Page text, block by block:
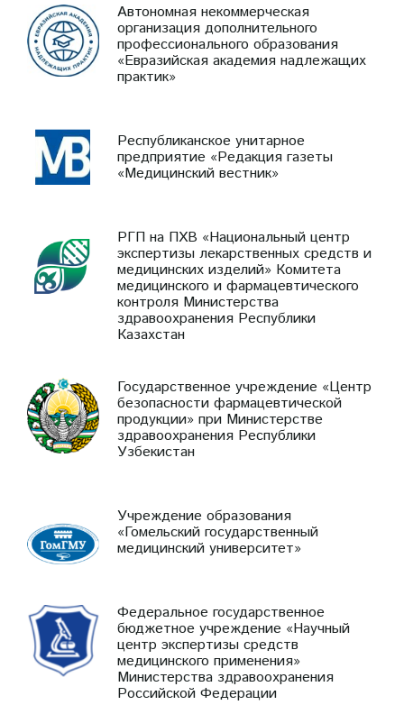
Автономная некоммерческая
организация дополнительного
профессионального образования
«Евразийская академия надлежащих
практик»
Республиканское унитарное
предприятие «Редакция газеты
«Медицинский вестник»
РГП на ПХВ «Национальный центр
экспертизы лекарственных средств и
медицинских изделий» Комитета
медицинского и фармацевтического
контроля Министерства
здравоохранения Республики
Казахстан
Государственное учреждение «Центр
безопасности фармацевтической
продукции» при Министерстве
здравоохранения Республики
Узбекистан
Учреждение образования
«Гомельский государственный
медицинский университет»
Федеральное государственное
бюджетное учреждение «Научный
центр экспертизы средств
медицинского применения»
Министерства здравоохранения
Российской Федерации